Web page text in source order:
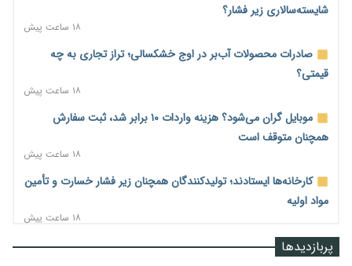
شایسته‌سالاری زیر فشار؟
۱۸ ساعت پیش
صادرات محصولات آب‌بر در اوج خشکسالی؛ تراز تجاری به چه
قیمتی؟
۱۸ ساعت پیش
موبایل گران می‌شود؟ هزینه واردات ۱۰ برابر شد، ثبت سفارش
همچنان متوقف است
۱۸ ساعت پیش
کارخانه‌ها ایستادند؛ تولیدکنندگان همچنان زیر فشار خسارت و تأمین
مواد اولیه
۱۸ ساعت پیش
قیمت مسکن در دست سازنده‌های خرد؛ چگونه «عددسازی» بازار
پربازدیدها